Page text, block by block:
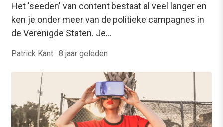
Het 'seeden' van content bestaat al veel langer en
ken je onder meer van de politieke campagnes in
de Verenigde Staten. Je…
Patrick Kant · 8 jaar geleden